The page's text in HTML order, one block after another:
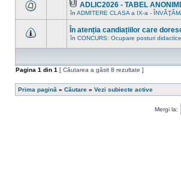
în
sunt
în
Fişier(e)
ataşat(e)
ADLIC2026 - TABEL
în ADMITERE CLASA a IX-a -
sunt
noi
subiect.
În atenția candiațiilor care
în CONCURS: Ocupare posturi
Pagina 1 din 1 [ Căutarea a găsit 8 rezultate ]
Prima pagină » Căutare » Vezi subiecte active
Mergi la: